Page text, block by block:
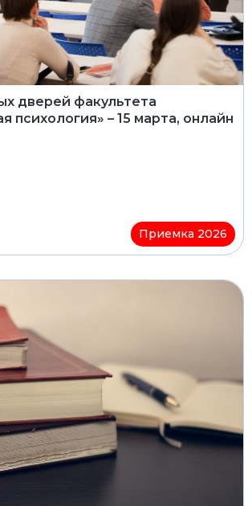
дверей факультета
психология» – 15 марта, онлайн
Приемка 2026